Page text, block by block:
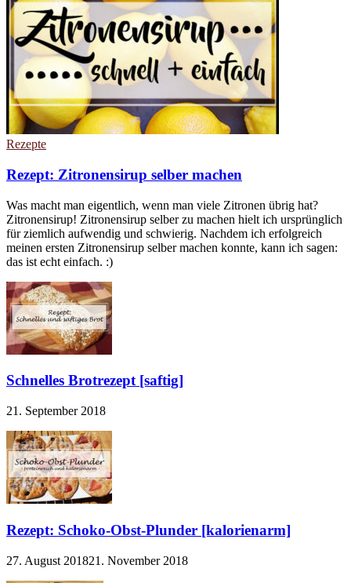
Rezepte
Rezept: Zitronensirup selber machen
Was macht man eigentlich, wenn man viele Zitronen übrig hat?
Zitronensirup! Zitronensirup selber zu machen hielt ich ursprünglich
für ziemlich aufwendig und schwierig. Nachdem ich erfolgreich
meinen ersten Zitronensirup selber machen konnte, kann ich sagen:
das ist echt einfach. :)
Schnelles Brotrezept [saftig]
21. September 2018
Rezept: Schoko-Obst-Plunder [kalorienarm]
27. August 201821. November 2018